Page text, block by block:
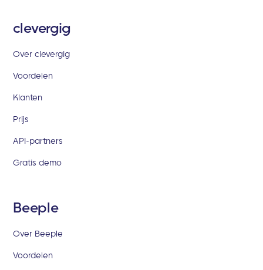
clevergig
Over clevergig
Voordelen
Klanten
Prijs
API-partners
Gratis demo
Beeple
Over Beeple
Voordelen